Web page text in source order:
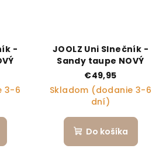
3-6
JOOLZ Uni Slnečník -
Sandy taupe NOVÝ
€49,95
Skladom (dodanie 3-6
dní)
Do košíka